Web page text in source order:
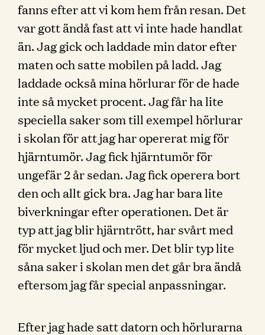
fanns efter att vi kom hem från resan. Det
var gott ändå fast att vi inte hade handlat
än. Jag gick och laddade min dator efter
maten och satte mobilen på ladd. Jag
laddade också mina hörlurar för de hade
inte så mycket procent. Jag får ha lite
speciella saker som till exempel hörlurar
i skolan för att jag har opererat mig för
hjärntumör. Jag fick hjärntumör för
ungefär 2 år sedan. Jag fick operera bort
den och allt gick bra. Jag har bara lite
biverkningar efter operationen. Det är
typ att jag blir hjärntrött, har svårt med
för mycket ljud och mer. Det blir typ lite
såna saker i skolan men det går bra ändå
eftersom jag får special anpassningar.
Efter jag hade satt datorn och hörlurarna